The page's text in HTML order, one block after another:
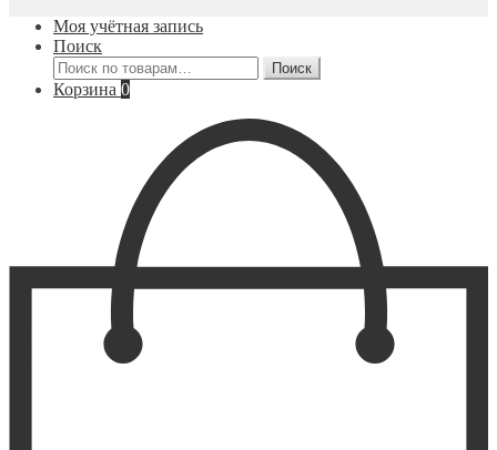
Моя учётная запись
Поиск
Искать:
Поиск
Корзина 0